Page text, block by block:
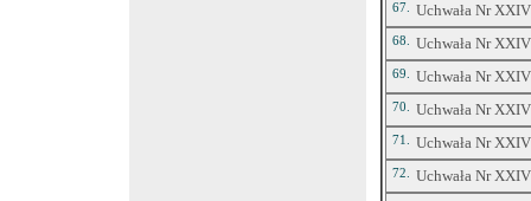
67. Uchwała Nr
68. Uchwała Nr
69. Uchwała Nr
70. Uchwała Nr
71. Uchwała Nr
72. Uchwała Nr